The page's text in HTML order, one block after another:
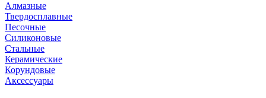
Алмазные
Твердосплавные
Песочные
Силиконовые
Стальные
Керамические
Корундовые
Аксессуары